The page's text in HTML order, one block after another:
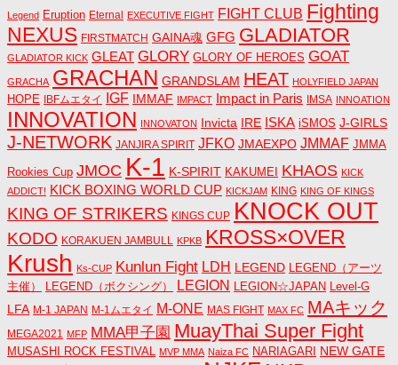
Legend Eruption Eternal EXECUTIVE FIGHT FIGHT CLUB Fighting
NEXUS FIRSTMATCH GAINA魂 GFG GLADIATOR
GLADIATOR KICK GLEAT GLORY GLORY OF HEROES GOAT
GRACHA GRACHAN GRANDSLAM HEAT HOLYFIELD JAPAN
HOPE IBFムエタイ IGF IMMAF IMPACT Impact in Paris IMSA INNOATION
INNOVATION INNOVATON Invicta IRE ISKA iSMOS J-GIRLS
J-NETWORK JANJIRA SPIRIT JFKO JMAEXPO JMMAF JMMA
Rookies Cup JMOC K-1 K-SPIRIT KAKUMEI KHAOS KICK
ADDICT! KICK BOXING WORLD CUP KICKJAM KING KING OF KINGS
KING OF STRIKERS KINGS CUP KNOCK OUT
KODO KORAKUEN JAMBULL KPKB KROSS×OVER
Krush Ks-CUP Kunlun Fight LDH LEGEND LEGEND（アーツ
主催）
LEGEND（ボクシング） LEGION LEGION☆JAPAN Level-G
LFA M-1 JAPAN M-1ムエタイ M-ONE MAS FIGHT MAX FC MAキック
MEGA2021 MFP MMA甲子園 MuayThai Super Fight
MUSASHI ROCK FESTIVAL MVP MMA Naiza FC NARIAGARI NEW GATE